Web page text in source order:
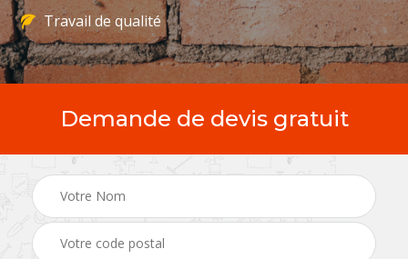
Travail de qualité
Demande de devis gratuit